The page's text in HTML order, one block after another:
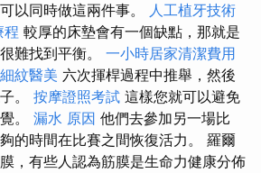
以同時做這兩件事。 人工植牙技術
程 較厚的床墊會有一個缺點，那就是
難找到平衡。 一小時居家清潔費用
紋醫美 六次揮桿過程中推舉，然後
。 按摩證照考試 這樣您就可以避免
。 漏水 原因 他們去參加另一場比
的時間在比賽之間恢復活力。 羅爾
，有些人認為筋膜是生命力健康分佈